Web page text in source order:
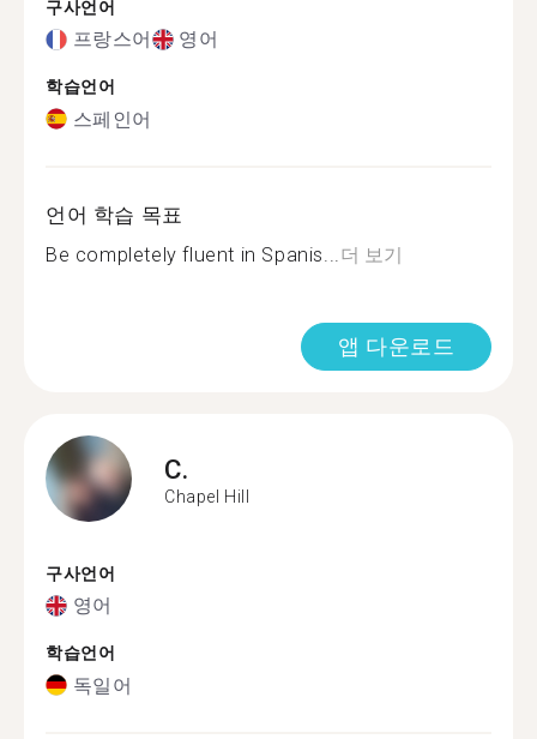
구사언어
프랑스어 영어
학습언어
스페인어
언어 학습 목표
Be completely fluent in Spanis... 더 보기
앱 다운로드
C.
Chapel Hill
구사언어
영어
학습언어
독일어